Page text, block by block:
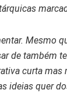
Mesmo
de também
curta
ideias quer